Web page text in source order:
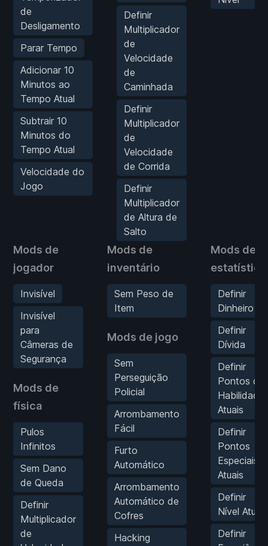
de
Desligamento
Parar Tempo
Adicionar 10
Minutos ao
Tempo Atual
Subtrair 10
Minutos do
Tempo Atual
Velocidade do
Jogo
Definir
Multiplicador
de
Velocidade
de
Caminhada
Definir
Multiplicador
de
Velocidade
de Corrida
Definir
Multiplicador
de Altura de
Salto
Mods de
jogador
Invisível
Invisível
para
Câmeras de
Segurança
Mods de
física
Pulos
Infinitos
Sem Dano
de Queda
Definir
Multiplicador
de
Mods de
inventário
Sem Peso de
Item
Mods de jogo
Sem
Perseguição
Policial
Arrombamento
Fácil
Furto
Automático
Arrombamento
Automático de
Cofres
Hacking
Mods de
Definir
Dinheiro
Definir
Dívida
Definir
Pontos de
Habilidade
Atuais
Definir
Pontos
Especiais
Atuais
Definir
Nível Atual
Definir